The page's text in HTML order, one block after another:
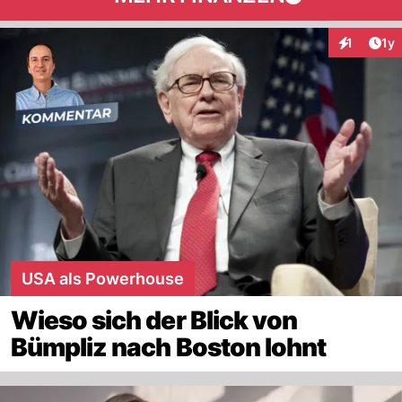
1 1y
USA als Powerhouse
Wieso sich der Blick von
Bümpliz nach Boston lohnt